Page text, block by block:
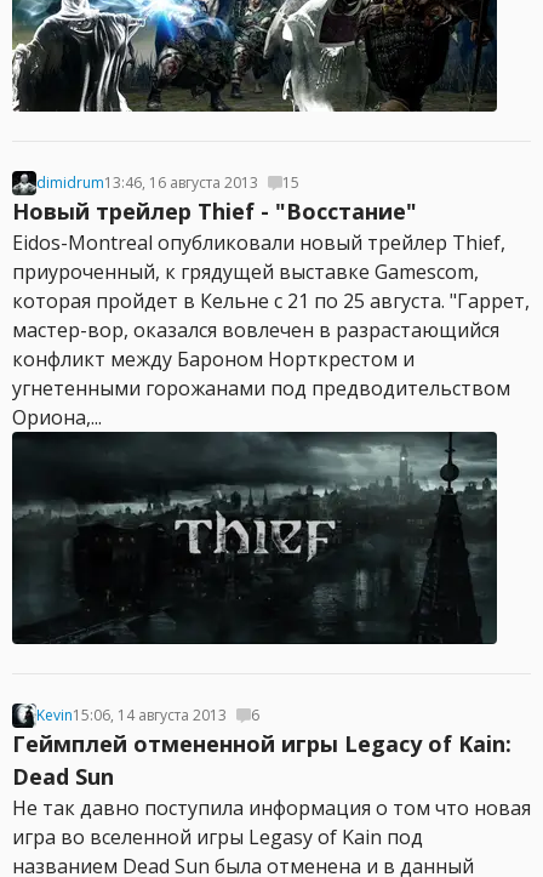
dimidrum13:46, 16 августа 2013 15
Новый трейлер Thief - "Восстание"
Eidos-Montreal опубликовали новый трейлер Thief,
приуроченный, к грядущей выставке Gamescom,
которая пройдет в Кельне с 21 по 25 августа. "Гаррет,
мастер-вор, оказался вовлечен в разрастающийся
конфликт между Бароном Норткрестом и
угнетенными горожанами под предводительством
Ориона,...
Kevin15:06, 14 августа 2013 6
Геймплей отмененной игры Legacy of Kain:
Dead Sun
Не так давно поступила информация о том что новая
игра во вселенной игры Legasy of Kain под
названием Dead Sun была отменена и в данный